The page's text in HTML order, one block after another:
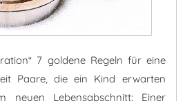
7 goldene Regeln für eine
Paare, die ein Kind erwarten
neuen Lebensabschnitt: Einer